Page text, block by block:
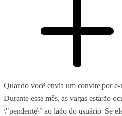
Quando você envia um convite por
Durante esse mês, as vagas estarão
\"pendente\" ao lado do usuário. Se